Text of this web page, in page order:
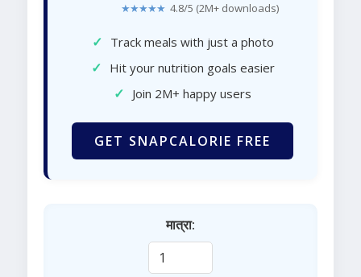
★★★★★ 4.8/5 (2M+ downloads)
✓ Track meals with just a photo
✓ Hit your nutrition goals easier
✓ Join 2M+ happy users
GET SNAPCALORIE FREE
मात्रा: